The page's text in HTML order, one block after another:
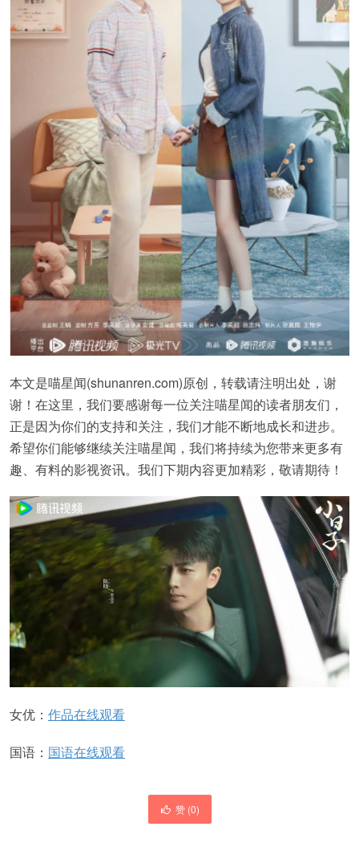
本文是喵星闻(shunanren.com)原创，转载请注明出处，谢
谢！在这里，我们要感谢每一位关注喵星闻的读者朋友们，
正是因为你们的支持和关注，我们才能不断地成长和进步。
希望你们能够继续关注喵星闻，我们将持续为您带来更多有
趣、有料的影视资讯。我们下期内容更加精彩，敬请期待！
女优： 作品在线观看
国语： 国语在线观看
赞 (0)